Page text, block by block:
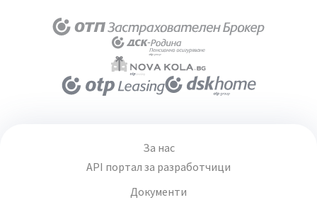
За нас
API портал за разработчици
Документи